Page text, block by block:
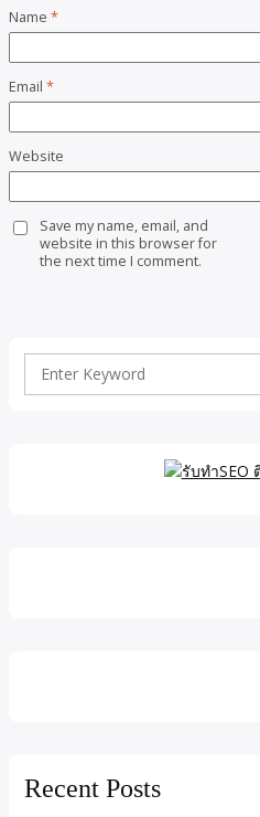
Name *
Email *
Website
Save my name, email, and
website in this browser for
the next time I comment.
Search
Recent Posts